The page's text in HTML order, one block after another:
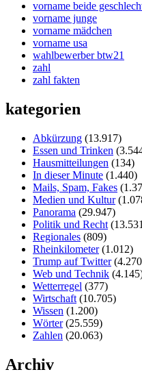
vorname beide
vorname junge
vorname mädchen
vorname usa
wahlbewerber btw21
zahl
zahl fakten
kategorien
Abkürzung (13.917)
Essen und Trinken
Hausmitteilungen (134)
In dieser Minute (1.440)
Mails, Spam, Fakes
Medien und Kultur
Panorama (29.947)
Politik und Recht
Regionales (809)
Rheinkilometer(1.012)
Trump auf Twitter
Web und Technik
Wetterregel (377)
Wirtschaft (10.705)
Wissen (1.200)
Wörter(25.559)
Zahlen (20.063)
Archiv